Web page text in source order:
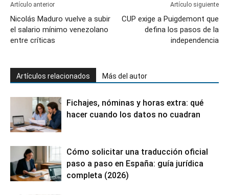
Artículo anterior
Nicolás Maduro vuelve a subir
el salario mínimo venezolano
entre críticas
Artículo siguiente
CUP exige a Puigdemont que
defina los pasos de la
independencia
Artículos relacionados Más del autor
Fichajes, nóminas y horas extra: qué
hacer cuando los datos no cuadran
Cómo solicitar una traducción oficial
paso a paso en España: guía jurídica
completa (2026)